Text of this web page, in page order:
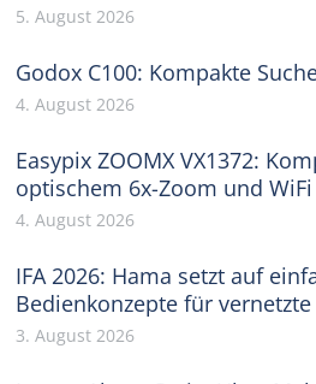
5. August 2026
Godox C100: Kompakte
4. August 2026
Easypix ZOOMX VX1372:
optischem 6x-Zoom und WiFi
4. August 2026
IFA 2026: Hama setzt auf
Bedienkonzepte für
3. August 2026